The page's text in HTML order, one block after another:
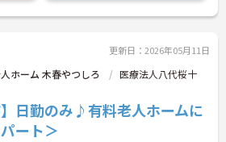
更新日：2026年05月11日
ホーム 木春やつしろ
医療法人八代桜十
】日勤のみ♪有料老人ホームに
ート＞